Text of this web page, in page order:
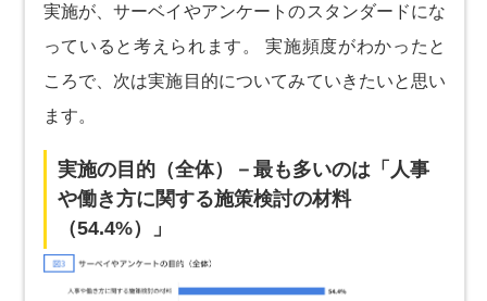
実施が、サーベイやアンケートのスタンダードにな
っていると考えられます。 実施頻度がわかったと
ころで、次は実施目的についてみていきたいと思い
ます。
実施の目的（全体）－最も多いのは「人事
や働き方に関する施策検討の材料
（54.4%）」